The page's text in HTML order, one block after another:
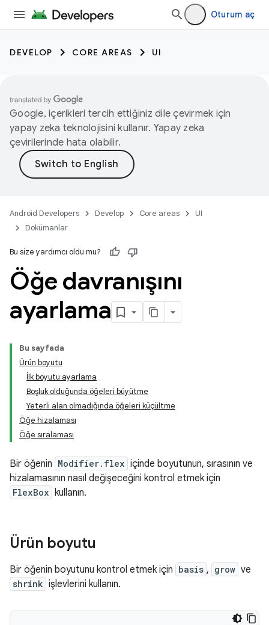
Oturum aç
DEVELOP CORE AREAS UI
Google, içerikleri tercih ettiğiniz dile çevirmek için
yapay zeka teknolojisini kullanır. Yapay zeka
çevirilerinde hata olabilir.
Android Developers Develop Core areas
UI
Dokümanlar
Bu size yardımcı oldu mu?
Öğe davranışını
ayarlama
Bu sayfada
Ürün boyutu
İlk boyutu ayarlama
Boşluk olduğunda öğeleri büyütme
Yeterli alan olmadığında öğeleri küçültme
Öğe hizalaması
Öğe sıralaması
Bir öğenin Modifier.flex içinde boyutunun, sırasının ve
hizalamasının nasıl değişeceğini kontrol etmek için
FlexBox kullanın.
Ürün boyutu
Bir öğenin boyutunu kontrol etmek için basis , grow ve
shrink işlevlerini kullanın.